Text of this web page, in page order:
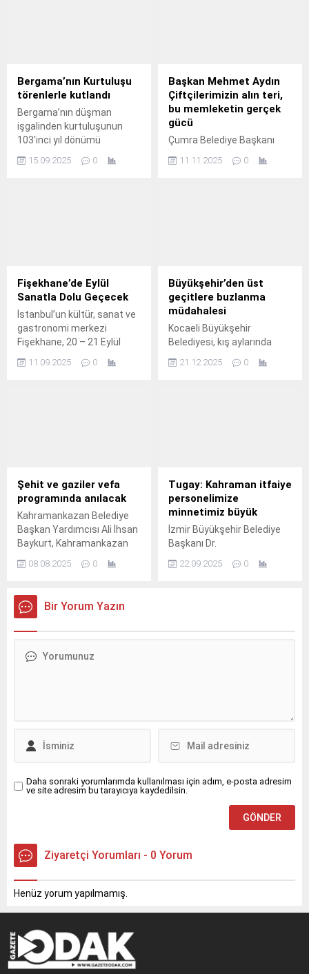
Bergama’nın Kurtuluşu
törenlerle kutlandı
Bergama’nın düşman
işgalinden kurtuluşunun
103'inci yıl dönümü
15.09.2025 0
Başkan Mehmet Aydın
Çiftçilerimizin alın teri,
bu memleketin gerçek
gücü
Çumra Belediye Başkanı
Balçıkhisar, Gökhüyük,
11.11.2025 0
Fişekhane’de Eylül
Sanatla Dolu Geçecek
İstanbul’un kültür, sanat ve
gastronomi merkezi
Fişekhane, 20 – 21 Eylül
etkinliklerle ziyaretçilerini
11.09.2025 0
Büyükşehir’den üst
geçitlere buzlanma
müdahalesi
Kocaeli Büyükşehir
Belediyesi, kış aylarında
ulaşımını sağlamak
21.12.2025 0
Şehit ve gaziler vefa
programında anılacak
Kahramankazan Belediye
Başkan Yardımcısı Ali İhsan
Baykurt, Kahramankazan
Şehit Aileleri Derneği
"Ölümsüz Kahramanlara
Vefa" projesinin açılış
08.08.2025 0
Tugay: Kahraman itfaiye
personelimize
minnetimiz büyük
İzmir Büyükşehir Belediye
Başkanı Dr.
22.09.2025 0
Bir Yorum Yazın
Daha sonraki yorumlarımda kullanılması için adım, e-posta adresim
ve site adresim bu tarayıcıya kaydedilsin.
Ziyaretçi Yorumları - 0 Yorum
Henüz yorum yapılmamış.